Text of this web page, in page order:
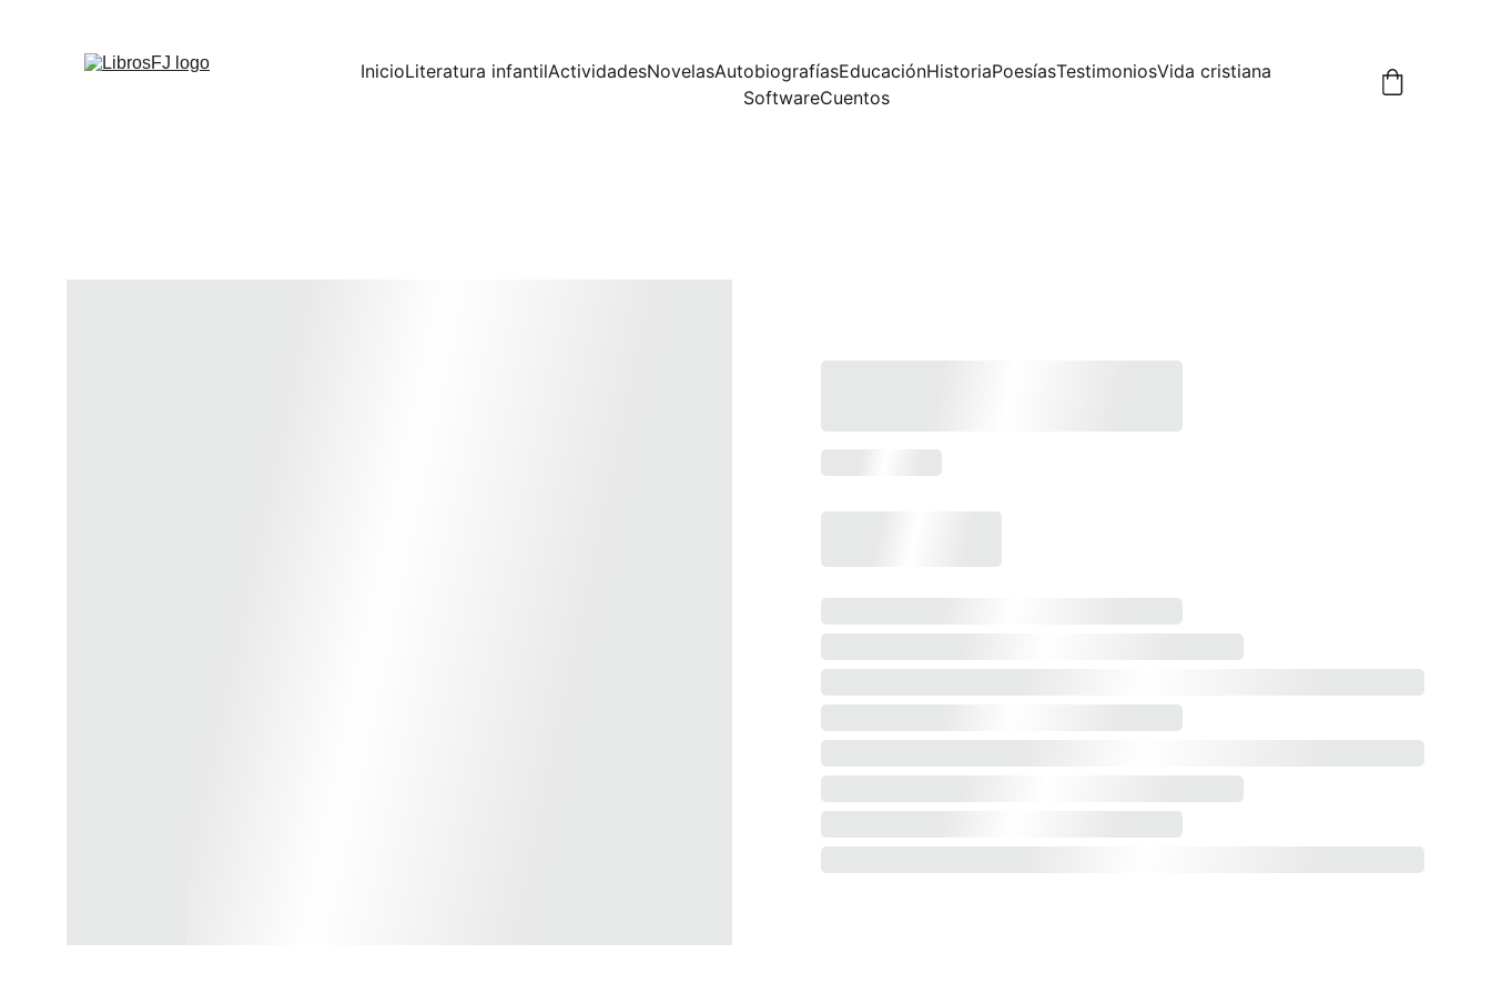
InicioLiteratura infantilActividadesNovelasAutobiografíasEducaciónHistoriaPoesíasTestimoniosVida cristiana
SoftwareCuentos